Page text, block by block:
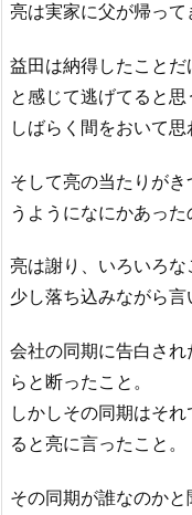
亮は実家に父が帰って
益田は納得したこと
と感じて逃げてると思
しばらく間をおいて思
そして亮の当たりが
うようになにかあった
亮は謝り、いろいろ
少し落ち込みながら言
会社の同期に告白さ
らと断ったこと。
しかしその同期はそ
ると亮に言ったこと。
その同期が誰なのか